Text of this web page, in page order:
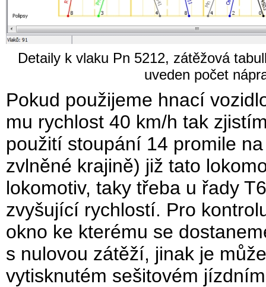
Detaily k vlaku Pn 5212, zátěžová
uveden počet
Pokud použijeme hnací
mu rychlost 40 km/h tak
použití stoupání 14 promile
zvlněné krajině) již tato
lokomotiv, taky třeba u řady
zvyšující rychlostí. Pro
okno ke kterému se
s nulovou zátěží, jinak je
vytisknutém sešitovém